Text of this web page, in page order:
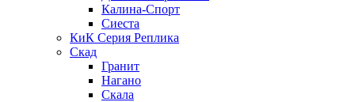
Калина-Спорт
Сиеста
КиК Серия Реплика
Скад
Гранит
Нагано
Скала